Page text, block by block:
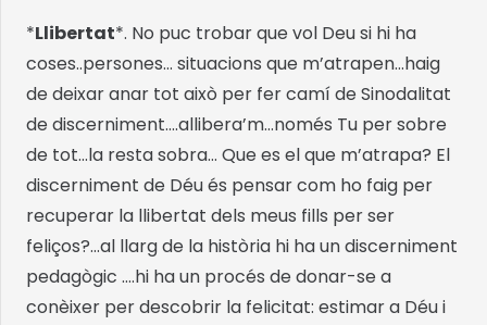
*Llibertat*. No puc trobar que vol Deu si hi ha
coses..persones… situacions que m’atrapen…haig
de deixar anar tot això per fer camí de Sinodalitat
de discerniment….allibera’m…només Tu per sobre
de tot…la resta sobra… Que es el que m’atrapa? El
discerniment de Déu és pensar com ho faig per
recuperar la llibertat dels meus fills per ser
feliços?…al llarg de la història hi ha un discerniment
pedagògic ….hi ha un procés de donar-se a
conèixer per descobrir la felicitat: estimar a Déu i